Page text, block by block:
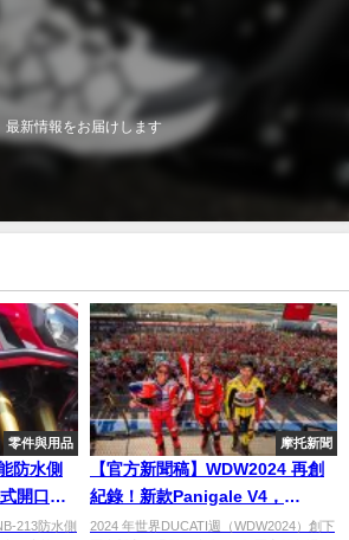
最新情報をお届けします
零件與用品
防水側
開口、
213防水側
摩托新聞
【官方新聞稿】WDW2024 再創
紀錄！新款Panigale V4，
Bagnaia 再度奪冠等多項活動共
2024 年世界DUCATI週（WDW2024）創下